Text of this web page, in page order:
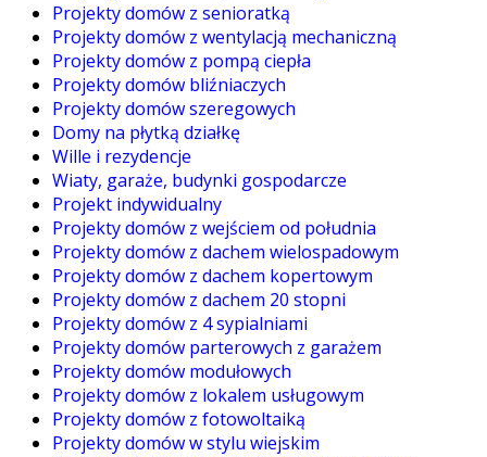
Projekty domów z senioratką
Projekty domów z wentylacją mechaniczną
Projekty domów z pompą ciepła
Projekty domów bliźniaczych
Projekty domów szeregowych
Domy na płytką działkę
Wille i rezydencje
Wiaty, garaże, budynki gospodarcze
Projekt indywidualny
Projekty domów z wejściem od południa
Projekty domów z dachem wielospadowym
Projekty domów z dachem kopertowym
Projekty domów z dachem 20 stopni
Projekty domów z 4 sypialniami
Projekty domów parterowych z garażem
Projekty domów modułowych
Projekty domów z lokalem usługowym
Projekty domów z fotowoltaiką
Projekty domów w stylu wiejskim